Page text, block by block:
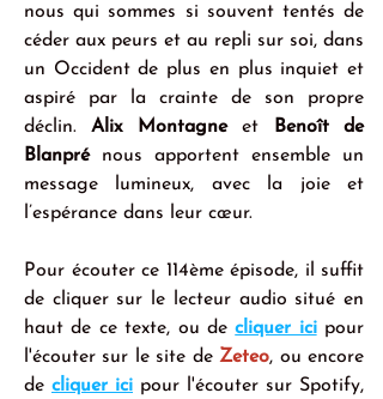
nous qui sommes si souvent tentés de
céder aux peurs et au repli sur soi, dans
un Occident de plus en plus inquiet et
aspiré par la crainte de son propre
déclin. Alix Montagne et
Benoît de
Blanpré nous apportent ensemble un
message lumineux, avec la joie et
l’espérance dans leur cœur.
Pour écouter ce 114ème épisode, il suffit
de cliquer sur le lecteur audio situé en
haut de ce texte, ou de cliquer ici pour
l'écouter sur le site de Zeteo, ou encore
de cliquer ici pour l'écouter sur Spotify,